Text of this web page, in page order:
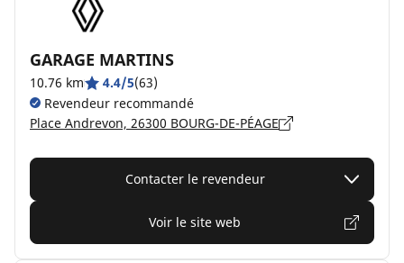
GARAGE MARTINS
10.76 km 4.4/5(63)
Revendeur recommandé
Place Andrevon, 26300 BOURG-DE-PÉAGE
Contacter le revendeur
Voir le site web